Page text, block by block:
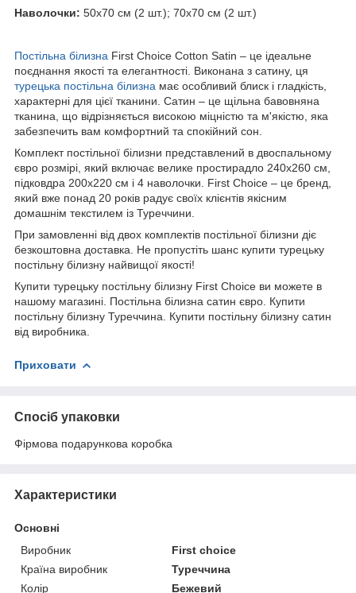
Наволочки: 50х70 см (2 шт.); 70х70 см (2 шт.)
Постільна білизна First Choice Cotton Satin – це ідеальне
поєднання якості та елегантності. Виконана з сатину, ця
турецька постільна білизна має особливий блиск і гладкість,
характерні для цієї тканини. Сатин – це щільна бавовняна
тканина, що відрізняється високою міцністю та м'якістю, яка
забезпечить вам комфортний та спокійний сон.
Комплект постільної білизни представлений в двоспальному
євро розмірі, який включає велике простирадло 240х260 см,
підковдра 200х220 см і 4 наволочки. First Choice – це бренд,
який вже понад 20 років радує своїх клієнтів якісним
домашнім текстилем із Туреччини.
При замовленні від двох комплектів постільної білизни діє
безкоштовна доставка. Не пропустіть шанс купити турецьку
постільну білизну найвищої якості!
Купити турецьку постільну білизну First Choice ви можете в
нашому магазині. Постільна білизна сатин євро. Купити
постільну білизну Туреччина. Купити постільну білизну сатин
від виробника.
Приховати
Спосіб упаковки
Фірмова подарункова коробка
Характеристики
Основні
Виробник
First choice
Країна виробник
Туреччина
Колір
Бежевий